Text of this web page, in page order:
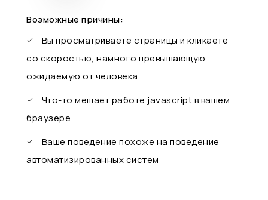
Возможные причины:
Вы просматриваете страницы и кликаете
со скоростью, намного превышающую
ожидаемую от человека
Что-то мешает работе javascript в вашем
браузере
Ваше поведение похоже на поведение
автоматизированных систем